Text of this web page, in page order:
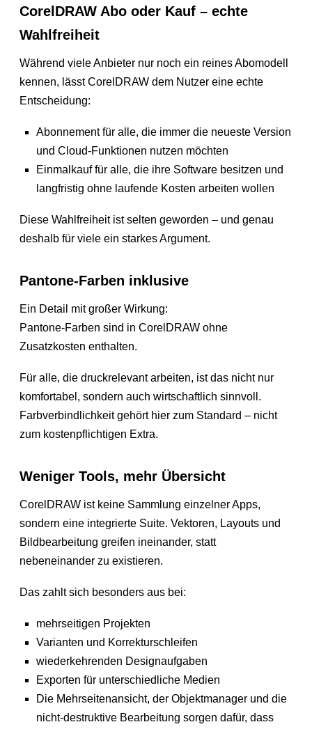
CorelDRAW Abo oder Kauf – echte
Wahlfreiheit
Während viele Anbieter nur noch ein reines Abomodell
kennen, lässt CorelDRAW dem Nutzer eine echte
Entscheidung:
Abonnement für alle, die immer die neueste Version
und Cloud-Funktionen nutzen möchten
Einmalkauf für alle, die ihre Software besitzen und
langfristig ohne laufende Kosten arbeiten wollen
Diese Wahlfreiheit ist selten geworden – und genau
deshalb für viele ein starkes Argument.
Pantone-Farben inklusive
Ein Detail mit großer Wirkung:
Pantone-Farben sind in CorelDRAW ohne
Zusatzkosten enthalten.
Für alle, die druckrelevant arbeiten, ist das nicht nur
komfortabel, sondern auch wirtschaftlich sinnvoll.
Farbverbindlichkeit gehört hier zum Standard – nicht
zum kostenpflichtigen Extra.
Weniger Tools, mehr Übersicht
CorelDRAW ist keine Sammlung einzelner Apps,
sondern eine integrierte Suite. Vektoren, Layouts und
Bildbearbeitung greifen ineinander, statt
nebeneinander zu existieren.
Das zahlt sich besonders aus bei:
mehrseitigen Projekten
Varianten und Korrekturschleifen
wiederkehrenden Designaufgaben
Exporten für unterschiedliche Medien
Die Mehrseitenansicht, der Objektmanager und die
nicht-destruktive Bearbeitung sorgen dafür, dass